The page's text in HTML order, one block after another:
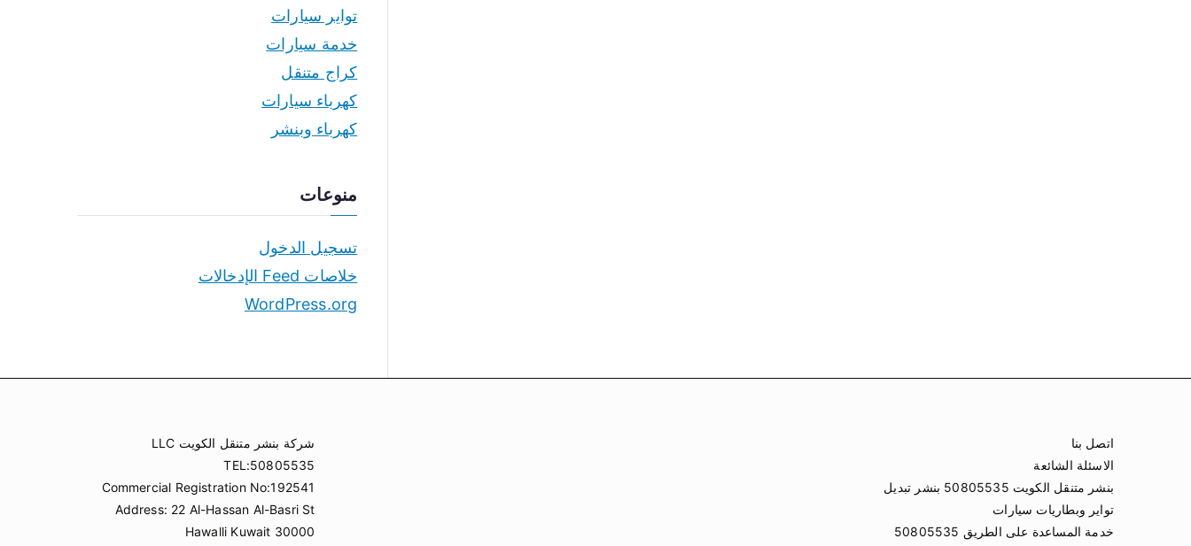
تواير سيارات
خدمة سيارات
كراج متنقل
كهرباء سيارات
كهرباء وبنشر
منوعات
تسجيل الدخول
خلاصات Feed الإدخالات
WordPress.org
اتصل بنا
الاسئلة الشائعة
بنشر متنقل الكويت 50805535 بنشر تبديل
تواير وبطاريات سيارات
خدمة المساعدة على الطريق 50805535
شركة بنشر متنقل الكويت LLC
TEL:50805535
Commercial Registration No:192541
Address: 22 Al-Hassan Al-Basri St
Hawalli Kuwait 30000